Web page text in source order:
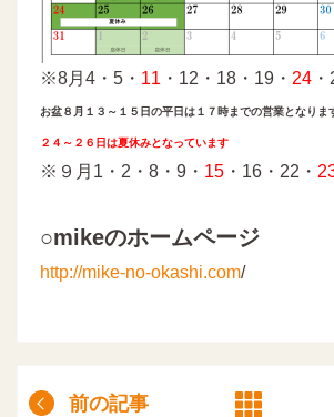
※8月4・5・ 11 ・12・18・19・ 24
お盆８月１３～１５日の平日は１７時までの営業となりま
２４～２６日は夏休みとなっています
※９月1・2・8・9・ 15 ・16・22・
○mikeのホームページ
http://mike-no-okashi.com/
前の記事